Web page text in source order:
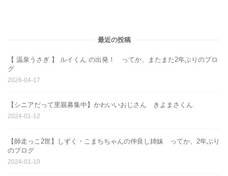
最近の投稿
【 温泉うさぎ 】 ルイくん の出発！ ってか、またまた2年ぶりのブロ
グ
2026-04-17
【シニアだって里親募集中】かわいいおじさん きよまさくん
2024-01-12
【師走っこ2世】しずく・こまちちゃんの仲良し姉妹 ってか、2年ぶり
のブログ
2024-01-10